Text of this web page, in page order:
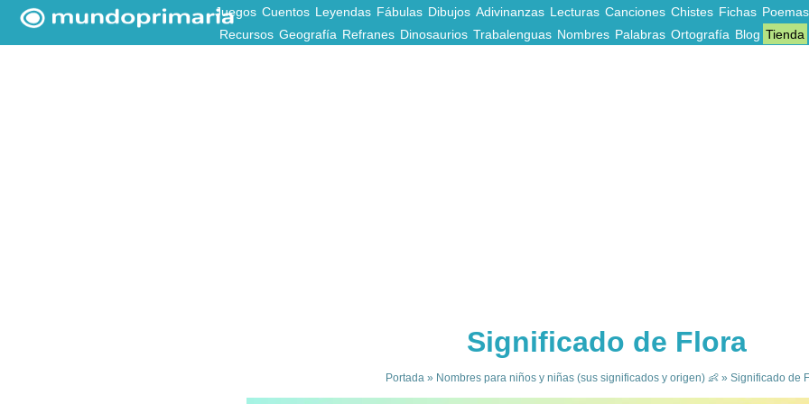
Juegos Cuentos Leyendas Fábulas Dibujos Adivinanzas Lecturas Canciones Chistes Fichas Poemas
Recursos Geografía Refranes Dinosaurios Trabalenguas Nombres Palabras Ortografía Blog Tienda
Significado de Flora
Portada» Nombres para niños y niñas (sus significados y origen) 👶» Significado de